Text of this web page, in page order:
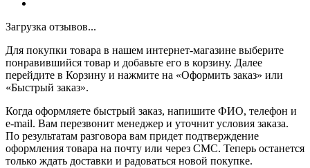
Загрузка отзывов...
Для покупки товара в нашем интернет-магазине выберите
понравившийся товар и добавьте его в корзину. Далее
перейдите в Корзину и нажмите на «Оформить заказ» или
«Быстрый заказ».
Когда оформляете быстрый заказ, напишите ФИО, телефон и
e-mail. Вам перезвонит менеджер и уточнит условия заказа.
По результатам разговора вам придет подтверждение
оформления товара на почту или через СМС. Теперь останется
только ждать доставки и радоваться новой покупке.